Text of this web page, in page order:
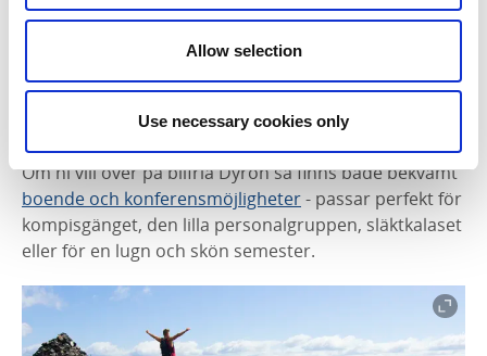
Allow selection
Use necessary cookies only
Boende och konferens på Dyrön
Om ni vill över på bilfria Dyrön så finns både bekvämt
boende och konferensmöjligheter- passar perfekt för
kompisgänget, den lilla personalgruppen, släktkalaset
eller för en lugn och skön semester.